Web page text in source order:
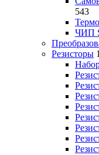
543
ЧИП
Резисторы